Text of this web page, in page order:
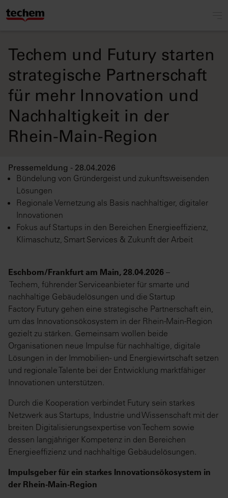
Techem und Futury starten
strategische Partnerschaft
für mehr Innovation und
Nachhaltigkeit in der
Rhein-Main-Region
Pressemeldung - 28.04.2026
Bündelung von Gründergeist und zukunftsweisenden
Lösungen
Regionale Vernetzung als Basis nachhaltiger, digitaler
Innovationen
Fokus auf Startups in den Bereichen Energieeffizienz,
Klimaschutz, Smart Services & Zukunft der Arbeit
Eschborn/Frankfurt am Main, 28.04.2026 –
Techem, führender Serviceanbieter für smarte und
nachhaltige Gebäudelösungen und die Startup
Factory Futury gehen eine strategische Partnerschaft ein,
um das Innovationsökosystem in der Rhein-Main-Region
gezielt zu stärken. Gemeinsam wollen beide
Organisationen neue Impulse für nachhaltige, digitale
Lösungen in der Immobilien- und Energiewirtschaft setzen
und regionale Talente bei der Entwicklung marktfähiger
Innovationen unterstützen.
Durch die Kooperation verbindet Futury sein starkes
Netzwerk aus Startups, Industrie und Wissenschaft mit der
breiten Digitalisierungsexpertise von Techem sowie
dessen langjähriger Kompetenz in den Bereichen
Energieeffizienz und nachhaltige Gebäudelösungen.
Impulsgeber für ein starkes Innovationsökosystem in
der Rhein-Main-Region